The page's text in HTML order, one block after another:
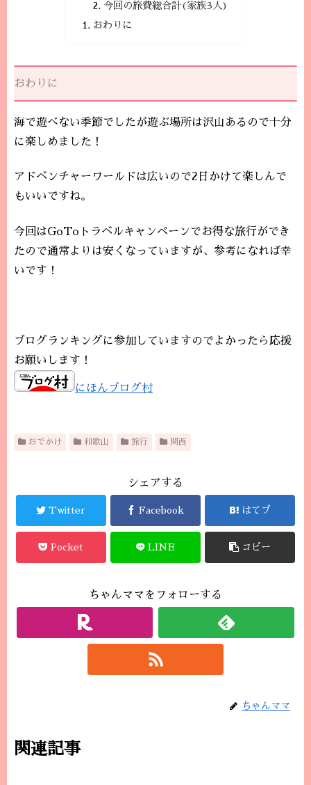
今回の旅費総合計(家族3人)
おわりに
おわりに
海で遊べない季節でしたが遊ぶ場所は沢山あるので十分
に楽しめました！
アドベンチャーワールドは広いので2日かけて楽しんで
もいいですね。
今回はGoToトラベルキャンペーンでお得な旅行ができ
たので通常よりは安くなっていますが、参考になれば幸
いです！
ブログランキングに参加していますのでよかったら応援
お願いします！
にほんブログ村
おでかけ 和歌山 旅行 関西
シェアする
Twitter Facebook はてブ
Pocket LINE コピー
ちゃんママをフォローする
ちゃんママ
関連記事